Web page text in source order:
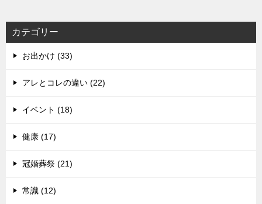
カテゴリー
お出かけ (33)
アレとコレの違い (22)
イベント (18)
健康 (17)
冠婚葬祭 (21)
常識 (12)